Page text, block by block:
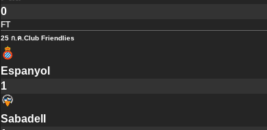
0
FT
25 ก.ค.Club Friendlies
Espanyol
1
Sabadell